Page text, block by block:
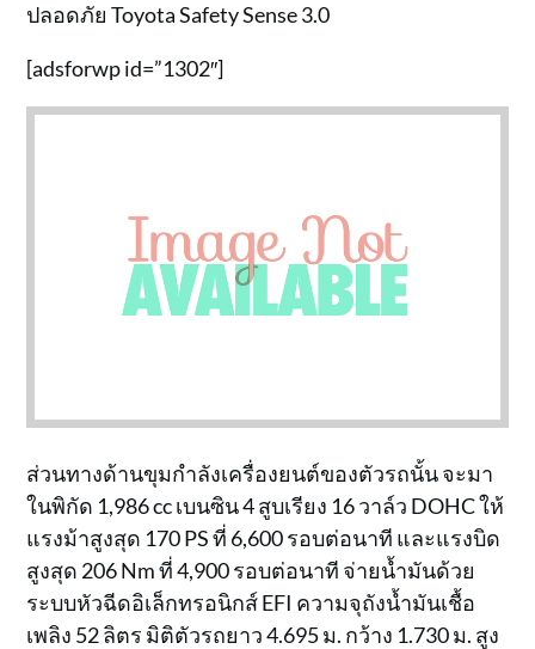
ปลอดภัย Toyota Safety Sense 3.0
[adsforwp id=”1302″]
ส่วนทางด้านขุมกำลังเครื่องยนต์ของตัวรถนั้น จะมา
ในพิกัด 1,986 cc เบนซิน 4 สูบเรียง 16 วาล์ว DOHC ให้
แรงม้าสูงสุด 170 PS ที่ 6,600 รอบต่อนาที และแรงบิด
สูงสุด 206 Nm ที่ 4,900 รอบต่อนาที จ่ายน้ำมันด้วย
ระบบหัวฉีดอิเล็กทรอนิกส์ EFI ความจุถังน้ำมันเชื้อ
เพลิง 52 ลิตร มิติตัวรถยาว 4.695 ม. กว้าง 1.730 ม. สูง